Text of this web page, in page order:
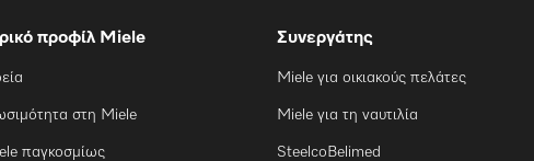
προφίλ Miele
στη Miele
παγκοσμίως
Συνεργάτης
Miele για οικιακούς πελάτες
Miele για τη ναυτιλία
SteelcoBelimed